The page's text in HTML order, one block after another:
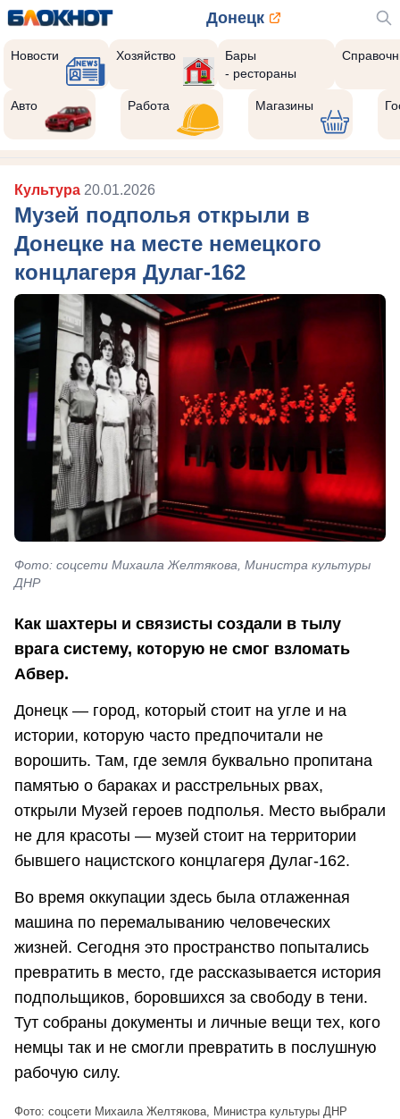
Донецк
Новости Хозяйство
Бары
- рестораны
Авто Работа Магазины
Культура 20.01.2026
Музей подполья открыли в
Донецке на месте немецкого
концлагеря Дулаг-162
Фото: соцсети Михаила Желтякова, Министра культуры
ДНР
Как шахтеры и связисты создали в тылу
врага систему, которую не смог взломать
Абвер.
Донецк — город, который стоит на угле и на
истории, которую часто предпочитали не
ворошить. Там, где земля буквально пропитана
памятью о бараках и расстрельных рвах,
открыли Музей героев подполья. Место выбрали
не для красоты — музей стоит на территории
бывшего нацистского концлагеря Дулаг-162.
Во время оккупации здесь была отлаженная
машина по перемалыванию человеческих
жизней. Сегодня это пространство попытались
превратить в место, где рассказывается история
подпольщиков, боровшихся за свободу в тени.
Тут собраны документы и личные вещи тех, кого
немцы так и не смогли превратить в послушную
рабочую силу.
Фото: соцсети Михаила Желтякова, Министра культуры ДНР